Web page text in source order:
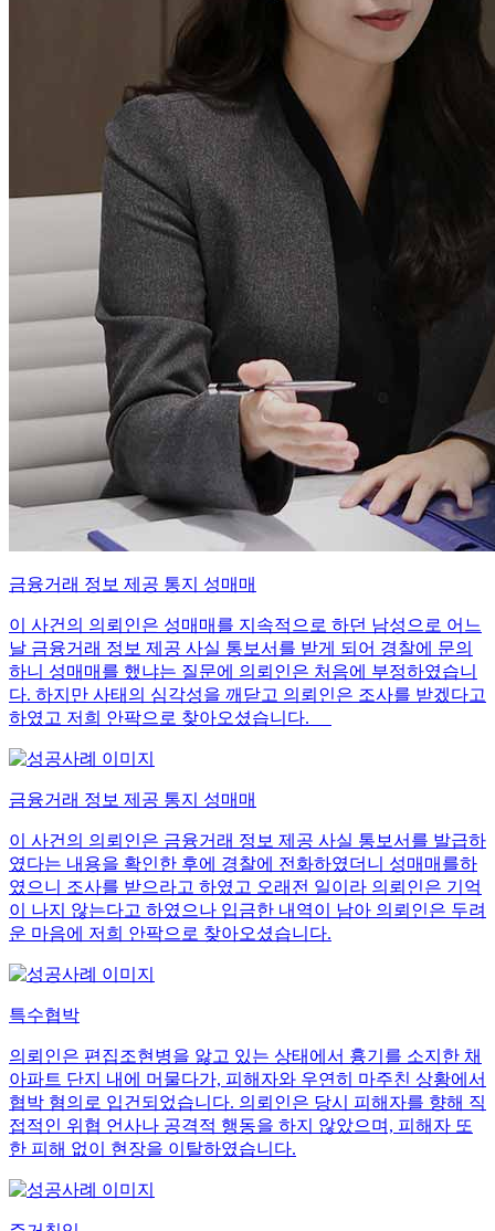
금융거래 정보 제공 통지 성매매
이 사건의 의뢰인은 성매매를 지속적으로 하던 남성으로 어느
날 금융거래 정보 제공 사실 통보서를 받게 되어 경찰에 문의
하니 성매매를 했냐는 질문에 의뢰인은 처음에 부정하였습니
다. 하지만 사태의 심각성을 깨닫고 의뢰인은 조사를 받겠다고
하였고 저희 안팍으로 찾아오셨습니다.
금융거래 정보 제공 통지 성매매
이 사건의 의뢰인은 금융거래 정보 제공 사실 통보서를 발급하
였다는 내용을 확인한 후에 경찰에 전화하였더니 성매매를하
였으니 조사를 받으라고 하였고 오래전 일이라 의뢰인은 기억
이 나지 않는다고 하였으나 입금한 내역이 남아 의뢰인은 두려
운 마음에 저희 안팍으로 찾아오셨습니다.
특수협박
의뢰인은 편집조현병을 앓고 있는 상태에서 흉기를 소지한 채
아파트 단지 내에 머물다가, 피해자와 우연히 마주친 상황에서
협박 혐의로 입건되었습니다. 의뢰인은 당시 피해자를 향해 직
접적인 위협 언사나 공격적 행동을 하지 않았으며, 피해자 또
한 피해 없이 현장을 이탈하였습니다.